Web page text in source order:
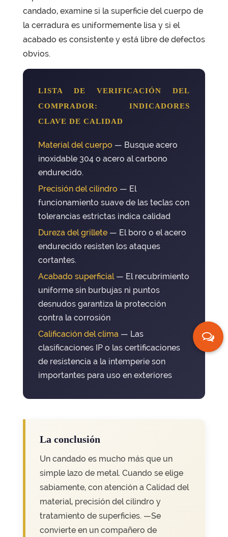
candado, examine si la superficie del cuerpo de
la cerradura es uniformemente lisa y si el
acabado es consistente y está libre de defectos
obvios.
LISTA DE VERIFICACIÓN DEL
COMPRADOR: INDICADORES
CLAVE DE CALIDAD
Material del cuerpo — Busque acero
inoxidable 304 o acero al carbono
endurecido.
Precisión del cilindro — El
funcionamiento suave de las teclas con
tolerancias estrictas indica calidad
Dureza del grillete — El boro o el acero
endurecido resisten los ataques
cortantes.
Acabado superficial — El recubrimiento
uniforme sin burbujas ni puntos
desnudos garantiza la protección
contra la corrosión
Calificación del clima — Las
clasificaciones IP o las certificaciones
de resistencia a la intemperie son
importantes para uso en exteriores
La conclusión
Un candado es mucho más que un
simple lazo de metal. Cuando se elige
sabiamente, con atención a Calidad del
material, precisión del cilindro y
tratamiento de superficies. —Se
convierte en un compañero de